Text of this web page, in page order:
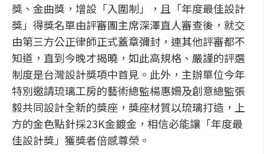
獎、金曲獎，增設「入圍制」，且「年度最佳設計
獎」得獎名單由評審團主席深澤直人審查後，就交
由第三方公正律師正式蓋章彌封，連其他評審都不
知道，直到今晚才揭曉，如此高規格、嚴謹的評選
制度是台灣設計獎項中首見。此外，主辦單位今年
特別邀請琉璃工房的藝術總監楊惠姍及創意總監張
毅共同設計全新的獎座，獎座材質以琉璃打造，上
方的金色點針採23K金鍍金，相信必能讓「年度最
佳設計獎」獲獎者倍感尊榮。